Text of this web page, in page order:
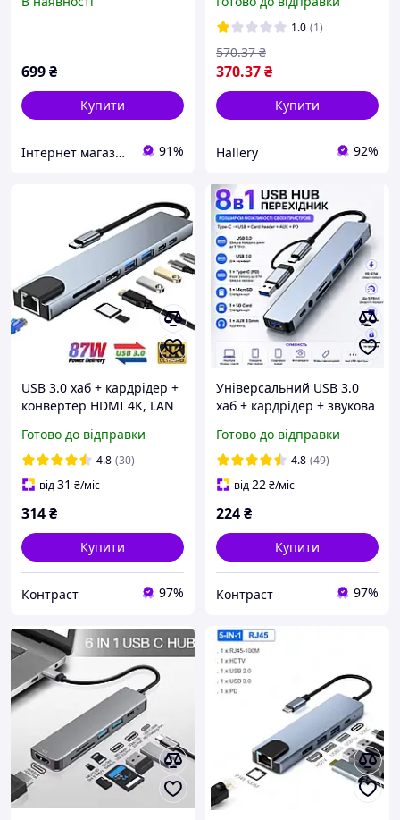
USB No 26070510
699₴
Купити
Інтернет магазин «Tovara.net» 91%
1.0 (1)
370.37₴
570.37 ₴
Купити
Hallery 92%
USB 3.0 хаб + кардрідер +
конвертер HDMI 4K, LAN
Готово до відправки
4.8 (30)
від31 ₴/міс
314₴
Купити
Контраст 97%
Універсальний USB 3.0
хаб + кардрідер + звукова
usb Hub
Готово до відправки
4.8 (49)
від22₴/міс
224₴
Купити
Контраст 97%